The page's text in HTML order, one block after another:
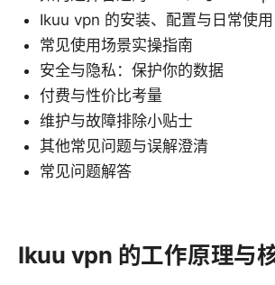
Ikuu vpn 的安装、配置与日常使用
常见使用场景实操指南
安全与隐私：保护你的数据
付费与性价比考量
维护与故障排除小贴士
其他常见问题与误解澄清
常见问题解答
Ikuu vpn 的工作原理与